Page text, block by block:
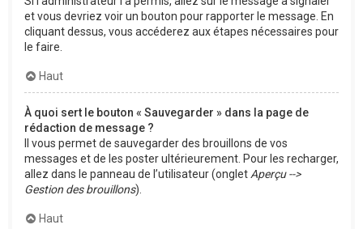
et vous devriez voir un bouton pour rapporter le message. En
cliquant dessus, vous accéderez aux étapes nécessaires pour
le faire.
Haut
À quoi sert le bouton « Sauvegarder » dans la page de
rédaction de message ?
Il vous permet de sauvegarder des brouillons de vos
messages et de les poster ultérieurement. Pour les recharger,
allez dans le panneau de l’utilisateur (onglet Aperçu -->
Gestion des brouillons).
Haut